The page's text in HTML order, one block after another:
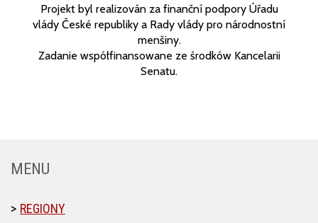
Projekt byl realizován za finanční podpory Úřadu
vlády České republiky a Rady vlády pro národnostní
menšiny.
Zadanie współfinansowane ze środków Kancelarii
Senatu.
MENU
REGIONY